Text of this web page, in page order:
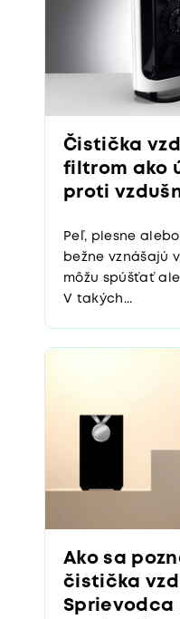
Čistička
filtrom ako
proti
Peľ, plesne
bežne vznášajú
môžu spúšťať
V takých...
Ako sa
čistička
Sprievodca